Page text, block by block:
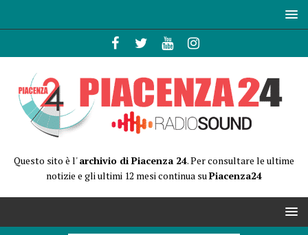
Questo sito è l'archivio di Piacenza 24. Per consultare le ultime
notizie e gli ultimi 12 mesi continua suPiacenza24